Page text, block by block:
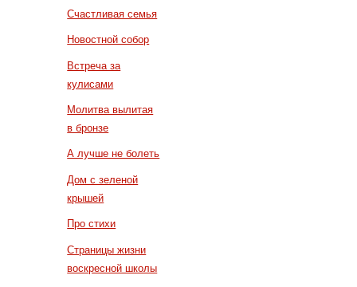
Счастливая семья
Новостной собор
Встреча за
кулисами
Молитва вылитая
в бронзе
А лучше не болеть
Дом с зеленой
крышей
Про стихи
Страницы жизни
воскресной школы